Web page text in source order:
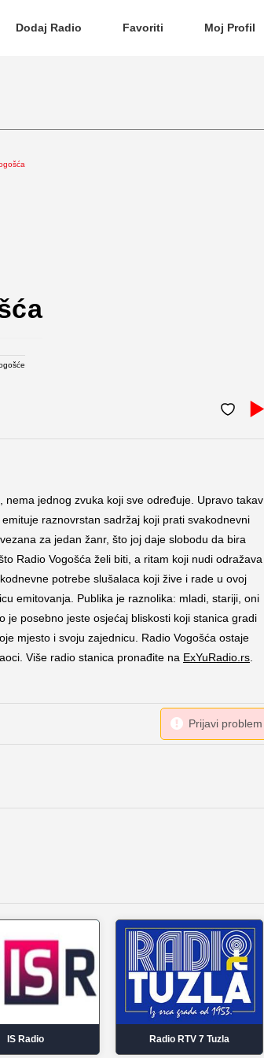
Dodaj Radio Favoriti Moj Profil
jednog zvuka koji sve određuje. Upravo takav
raznovrstan sadržaj koji prati svakodnevni
za jedan žanr, što joj daje slobodu da bira
Radio Vogošća želi biti, a ritam koji nudi odražava
potrebe slušalaca koji žive i rade u ovoj
emitovanja. Publika je raznolika: mladi, stariji, oni
je posebno jeste osjećaj bliskosti koji stanica gradi
mjesto i svoju zajednicu. Radio Vogošća ostaje
Više radio stanica pronađite na ExYuRadio.rs
IS Radio Radio RTV 7 Tuzla